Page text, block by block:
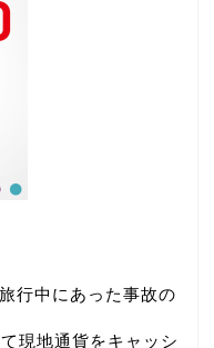
行中にあった事故の
現地通貨をキャッシ